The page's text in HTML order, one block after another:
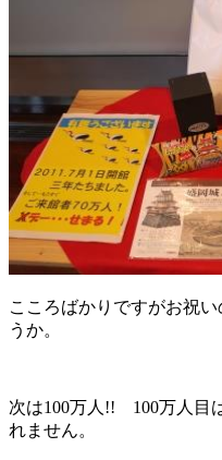
こころばかりですがお祝
うか。
次は100万人!! 100万人目
れません。